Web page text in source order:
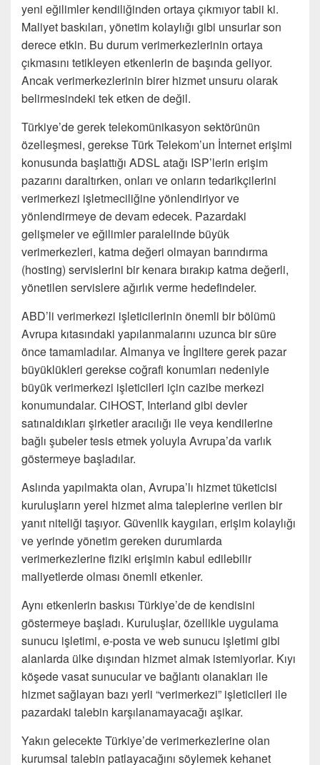
yeni eğilimler kendiliğinden ortaya çıkmıyor tabii ki.
Maliyet baskıları, yönetim kolaylığı gibi unsurlar son
derece etkin. Bu durum verimerkezlerinin ortaya
çıkmasını tetikleyen etkenlerin de başında geliyor.
Ancak verimerkezlerinin birer hizmet unsuru olarak
belirmesindeki tek etken de değil.
Türkiye’de gerek telekomünikasyon sektörünün
özelleşmesi, gerekse Türk Telekom’un İnternet erişimi
konusunda başlattığı ADSL atağı ISP’lerin erişim
pazarını daraltırken, onları ve onların tedarikçilerini
verimerkezi işletmeciliğine yönlendiriyor ve
yönlendirmeye de devam edecek. Pazardaki
gelişmeler ve eğilimler paralelinde büyük
verimerkezleri, katma değeri olmayan barındırma
(hosting) servislerini bir kenara bırakıp katma değerli,
yönetilen servislere ağırlık verme hedefindeler.
ABD’li verimerkezi işleticilerinin önemli bir bölümü
Avrupa kıtasındaki yapılanmalarını uzunca bir süre
önce tamamladılar. Almanya ve İngiltere gerek pazar
büyüklükleri gerekse coğrafi konumları nedeniyle
büyük verimerkezi işleticileri için cazibe merkezi
konumundalar. CiHOST, Interland gibi devler
satınaldıkları şirketler aracılığı ile veya kendilerine
bağlı şubeler tesis etmek yoluyla Avrupa’da varlık
göstermeye başladılar.
Aslında yapılmakta olan, Avrupa’lı hizmet tüketicisi
kuruluşların yerel hizmet alma taleplerine verilen bir
yanıt niteliği taşıyor. Güvenlik kaygıları, erişim kolaylığı
ve yerinde yönetim gereken durumlarda
verimerkezlerine fiziki erişimin kabul edilebilir
maliyetlerde olması önemli etkenler.
Aynı etkenlerin baskısı Türkiye’de de kendisini
göstermeye başladı. Kuruluşlar, özellikle uygulama
sunucu işletimi, e-posta ve web sunucu işletimi gibi
alanlarda ülke dışından hizmet almak istemiyorlar. Kıyı
köşede vasat sunucular ve bağlantı olanakları ile
hizmet sağlayan bazı yerli “verimerkezi” işleticileri ile
pazardaki talebin karşılanamayacağı aşikar.
Yakın gelecekte Türkiye’de verimerkezlerine olan
kurumsal talebin patlayacağını söylemek kehanet